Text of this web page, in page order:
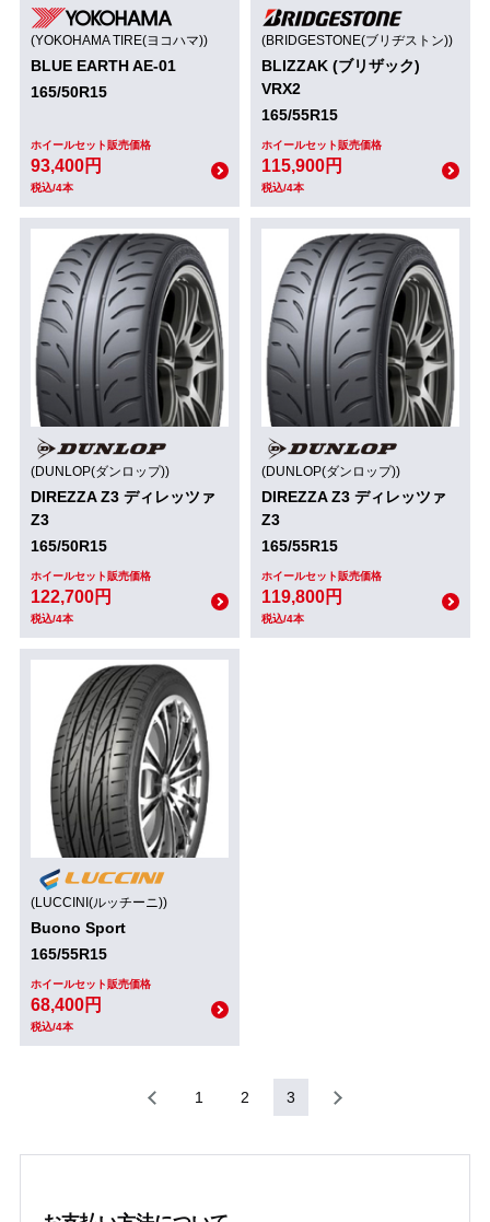
(YOKOHAMA TIRE(ヨコハマ))
BLUE EARTH AE-01
165/50R15
ホイールセット販売価格
93,400円
税込/4本
(BRIDGESTONE(ブリヂストン))
BLIZZAK (ブリザック)
VRX2
165/55R15
ホイールセット販売価格
115,900円
税込/4本
(DUNLOP(ダンロップ))
DIREZZA Z3 ディレッツァ
Z3
165/50R15
ホイールセット販売価格
122,700円
税込/4本
(DUNLOP(ダンロップ))
DIREZZA Z3 ディレッツァ
Z3
165/55R15
ホイールセット販売価格
119,800円
税込/4本
(LUCCINI(ルッチーニ))
Buono Sport
165/55R15
ホイールセット販売価格
68,400円
税込/4本
1 2 3